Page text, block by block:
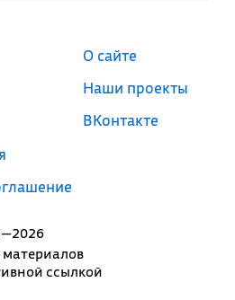
ссылкой
О сайте
Наши проекты
ВКонтакте